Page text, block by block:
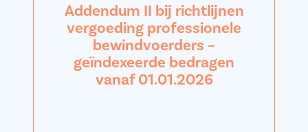
Addendum II bij richtlijnen
vergoeding professionele
bewindvoerders –
geïndexeerde bedragen
vanaf 01.01.2026